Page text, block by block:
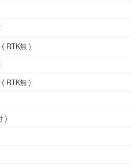
RTK無 )
RTK無 )
)